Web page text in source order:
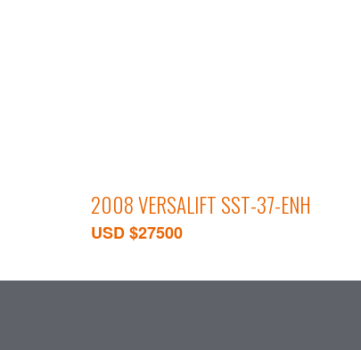
2008 VERSALIFT SST-37-ENH
USD $27500